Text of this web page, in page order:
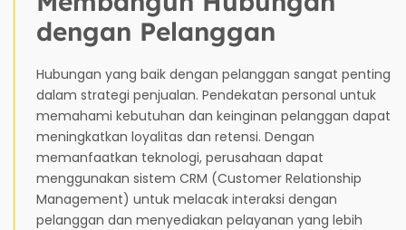
dengan Pelanggan
Hubungan yang baik dengan pelanggan sangat penting
dalam strategi penjualan. Pendekatan personal untuk
memahami kebutuhan dan keinginan pelanggan dapat
meningkatkan loyalitas dan retensi. Dengan
memanfaatkan teknologi, perusahaan dapat
menggunakan sistem CRM (Customer Relationship
Management) untuk melacak interaksi dengan
pelanggan dan menyediakan pelayanan yang lebih